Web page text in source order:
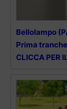
Bellolampo
Prima
CLICCA PER